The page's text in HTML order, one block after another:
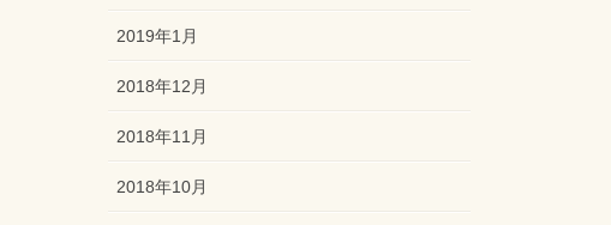
2019年1月
2018年12月
2018年11月
2018年10月